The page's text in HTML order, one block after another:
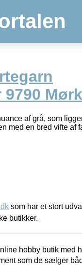
af grå, som
med en bred vifte af
som har et stort
butikker.
hobby butik med
som de sælger